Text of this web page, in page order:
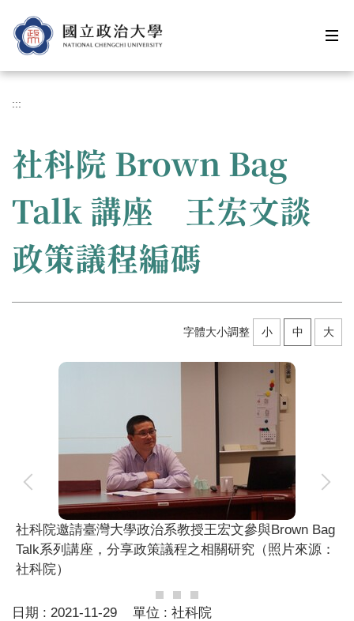
到
主
內
區
:::
社科院 Brown Bag
Talk 講座 王宏文談
政策議程編碼
字體大小調整 小 中 大
社科院邀請臺灣大學政治系教授王宏文參與Brown Bag
Talk系列講座，分享政策議程之相關研究（照片來源：
社科院）
日期 : 2021-11-29 單位 : 社科院